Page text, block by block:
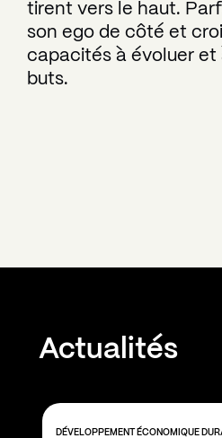
tirent vers le haut.
son ego de côté et
capacités à évoluer et
buts.
Actualités
DÉVELOPPEMENT ÉCONOMIQUE